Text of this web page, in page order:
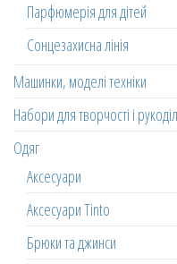
Парфюмерія для дітей
Сонцезахисна лінія
Машинки, моделі техніки
Набори для творчості і
Одяг
Аксесуари
Аксесуари Tinto
Брюки та джинси